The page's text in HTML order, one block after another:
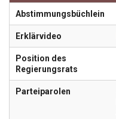
Abstimmungsbüchlein
Erklärvideo
Position des
Regierungsrats
Parteiparolen